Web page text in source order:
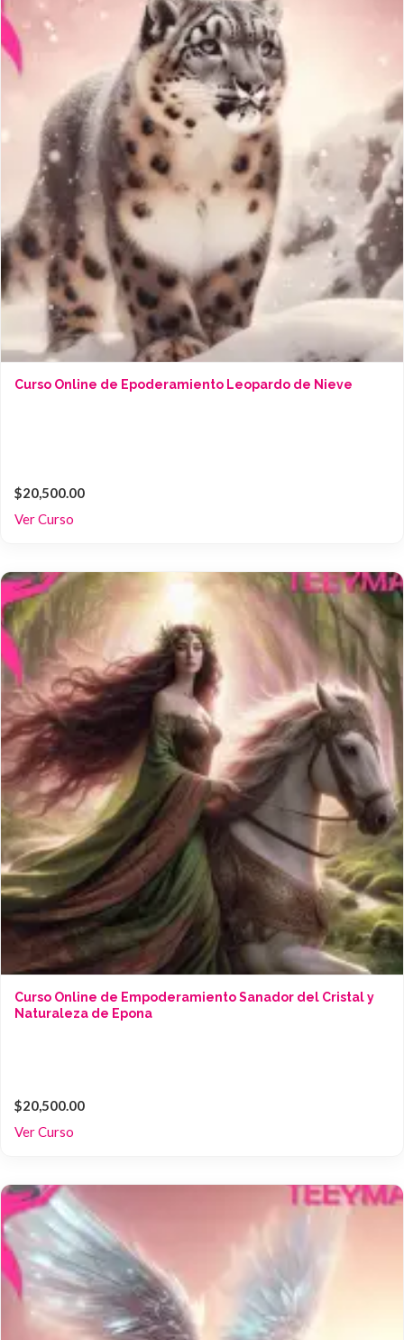
Curso Online de Epoderamiento Leopardo de Nieve
$20,500.00
Ver Curso
Curso Online de Empoderamiento Sanador del Cristal y
Naturaleza de Epona
$20,500.00
Ver Curso